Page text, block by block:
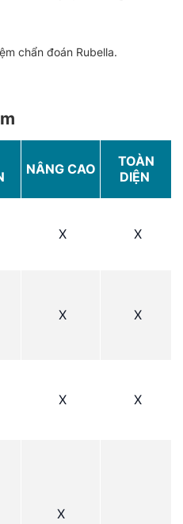
chẩn đoán Rubella.
NÂNG CAO
TOÀN
DIỆN
X X
X X
X X
X